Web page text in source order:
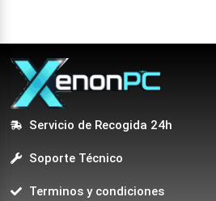
Servicio de Recogida 24h
Soporte Técnico
Terminos y condiciones